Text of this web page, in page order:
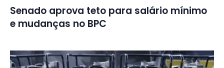
Senado aprova teto para salário mínimo
e mudanças no BPC